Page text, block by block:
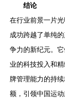
结论
在行业前景一片
成功跨越了单纯
争力的新纪元。
业的科技投入和
牌管理能力的持
额，引领中国运